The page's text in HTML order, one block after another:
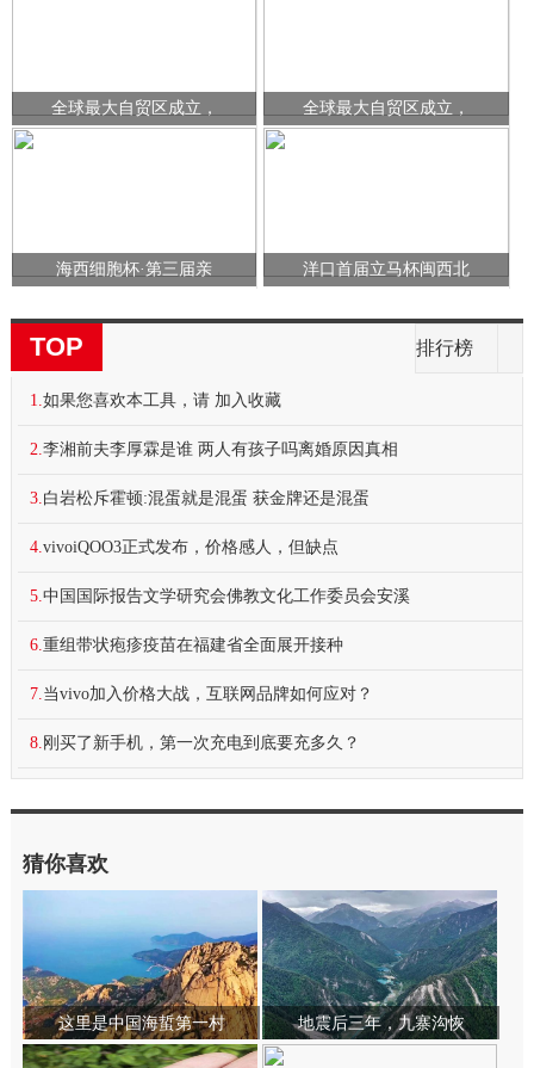
全球最大自贸区成立， 全球最大自贸区成立，
海西细胞杯·第三届亲 洋口首届立马杯闽西北
TOP 排行榜
1.如果您喜欢本工具，请 加入收藏
2.李湘前夫李厚霖是谁 两人有孩子吗离婚原因真相
3.白岩松斥霍顿:混蛋就是混蛋 获金牌还是混蛋
4.vivoiQOO3正式发布，价格感人，但缺点
5.中国国际报告文学研究会佛教文化工作委员会安溪
6.重组带状疱疹疫苗在福建省全面展开接种
7.当vivo加入价格大战，互联网品牌如何应对？
8. 刚买了新手机，第一次充电到底要充多久？
猜你喜欢
这里是中国海蜇第一村 地震后三年，九寨沟恢